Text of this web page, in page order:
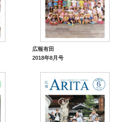
広報有田
2018年8月号